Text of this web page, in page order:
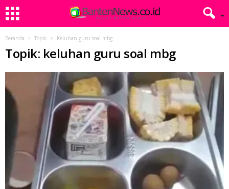
Beranda Topik Keluhan guru soal mbg
Topik: keluhan guru soal mbg